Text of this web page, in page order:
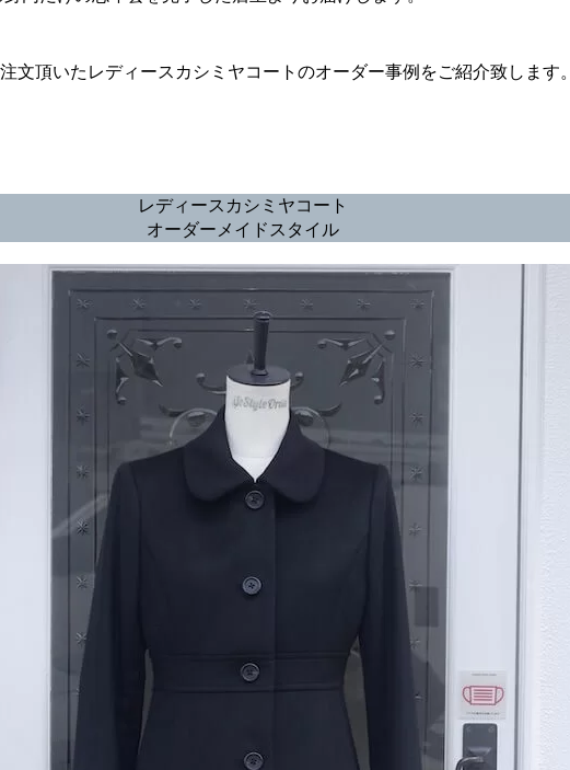
文頂いたレディースカシミヤコートのオーダー事例をご紹介致します。
レディースカシミヤコート
オーダーメイドスタイル